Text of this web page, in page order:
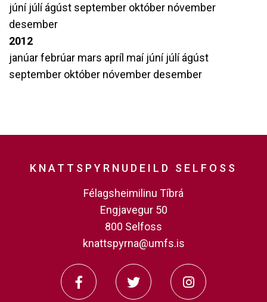
júní júlíágúst september október nóvember
desember
2012
janúarfebrúar mars apríl maí júní júlíágúst
september október nóvember desember
KNATTSPYRNUDEILD SELFOSS
Félagsheimilinu Tíbrá
Engjavegur 50
800 Selfoss
knattspyrna@umfs.is